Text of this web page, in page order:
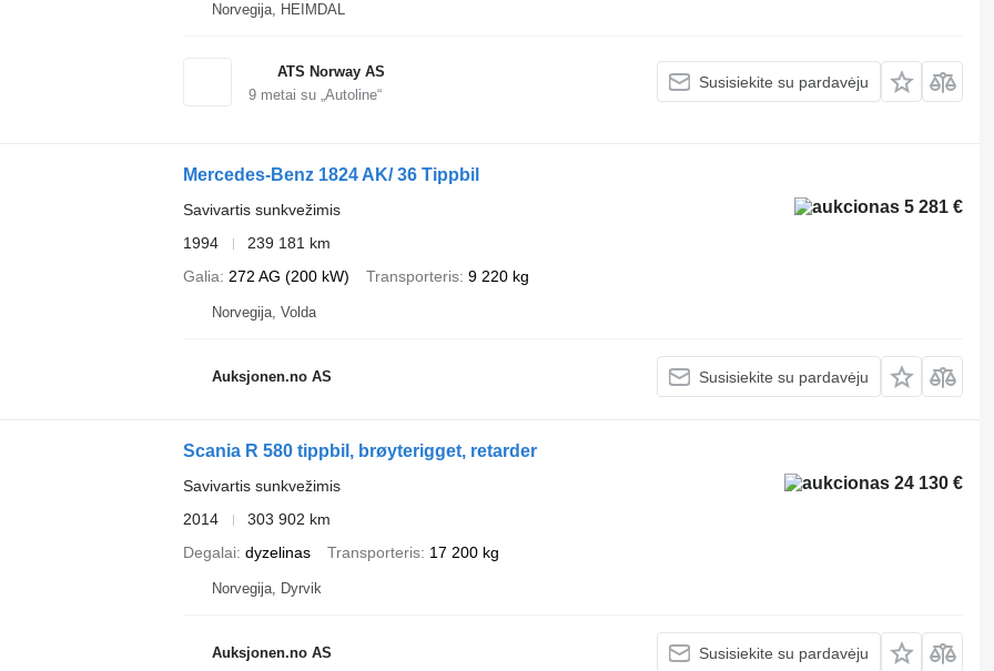
Norvegija, HEIMDAL
ATS Norway AS
9metai su „Autoline“
Susisiekite su pardavėju
Mercedes-Benz 1824 AK/ 36 Tippbil
5 281 €
Savivartis sunkvežimis
1994
239 181 km
Galia
272 AG (200 kW) Transporteris 9 220 kg
Norvegija, Volda
Auksjonen.no AS Susisiekite su pardavėju
Scania R 580 tippbil, brøyterigget, retarder
24 130 €
Savivartis sunkvežimis
2014
303 902 km
Degalai dyzelinas Transporteris 17 200 kg
Norvegija, Dyrvik
Auksjonen.no AS Susisiekite su pardavėju